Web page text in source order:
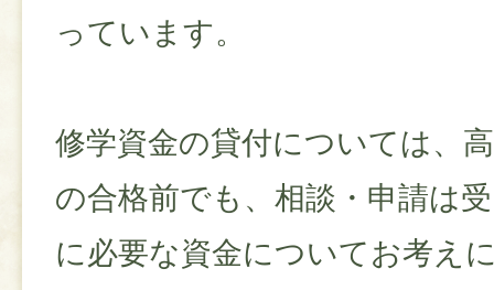
っています。
修学資金の貸付については、
の合格前でも、相談・申請は
に必要な資金についてお考え